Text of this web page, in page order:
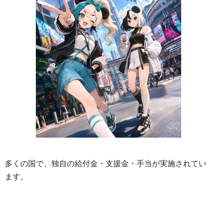
多くの国で、独自の給付金・支援金・手当が実施されてい
ます。